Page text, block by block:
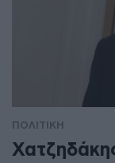
ΠΟΛΙΤΙΚΗ